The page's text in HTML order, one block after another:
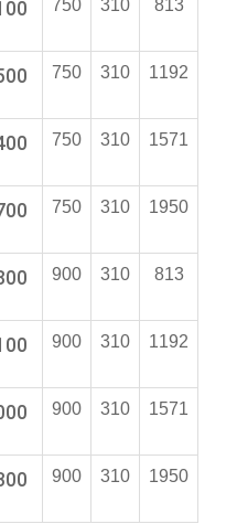
813
310
750
1192
310
750
1571
310
750
1950
310
750
813
310
900
1192
310
900
1571
310
900
1950
310
900